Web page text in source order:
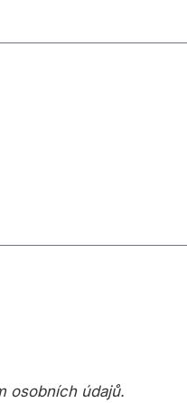
osobních údajů.